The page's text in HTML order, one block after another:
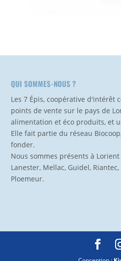
QUI SOMMES-NOUS ?
Les 7 Épis, coopérative d'intérêt
points de vente sur le pays de
alimentation et éco produits, et
Elle fait partie du réseau
fonder.
Nous sommes présents à
Lanester, Mellac, Guidel,
Ploemeur.